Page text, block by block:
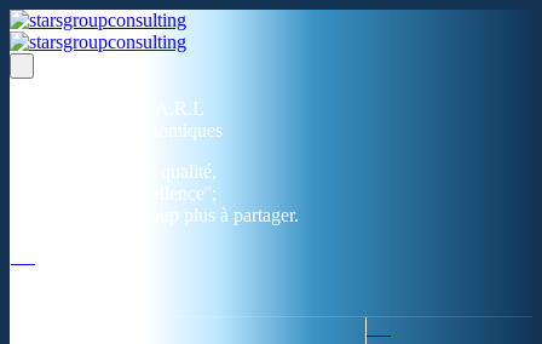
Un réseau de 05 S.A.R.L
dans 03 zones économiques
''Des prestations de qualité,
la garantie de l'excellence'';
Nous avons beaucoup plus à partager.